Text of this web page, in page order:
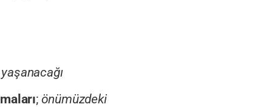
; önümüzdeki